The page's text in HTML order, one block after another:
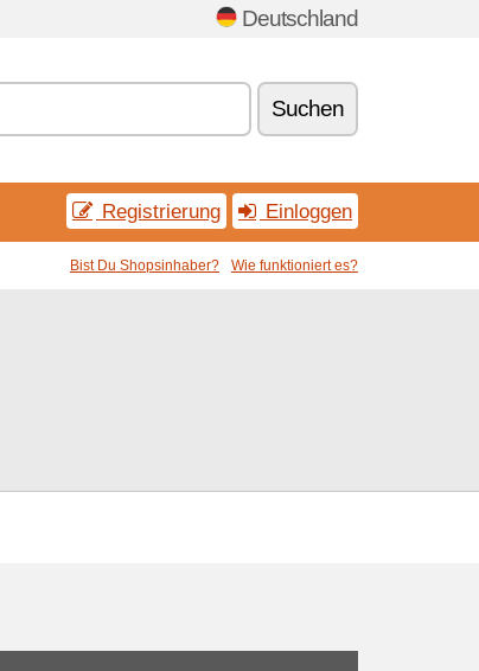
Deutschland
Suchen
Registrierung Einloggen
Bist Du Shopsinhaber? Wie funktioniert es?